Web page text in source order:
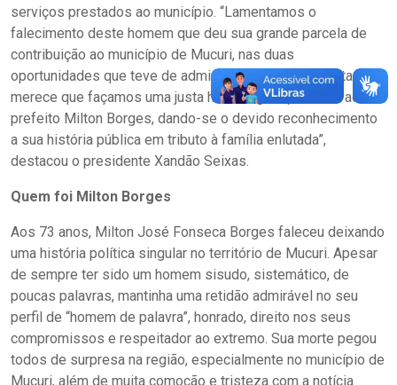
serviços prestados ao município. “Lamentamos o
falecimento deste homem que deu sua grande parcela de
contribuição ao município de Mucuri, nas duas
oportunidades que teve de administrar esta terra. Portanto,
merece que façamos uma justa homenagem póstuma ao ex-
prefeito Milton Borges, dando-se o devido reconhecimento
a sua história pública em tributo à família enlutada”,
destacou o presidente Xandão Seixas.
Quem foi Milton Borges
Aos 73 anos, Milton José Fonseca Borges faleceu deixando
uma história política singular no território de Mucuri. Apesar
de sempre ter sido um homem sisudo, sistemático, de
poucas palavras, mantinha uma retidão admirável no seu
perfil de “homem de palavra”, honrado, direito nos seus
compromissos e respeitador ao extremo. Sua morte pegou
todos de surpresa na região, especialmente no município de
Mucuri, além de muita comoção e tristeza com a notícia